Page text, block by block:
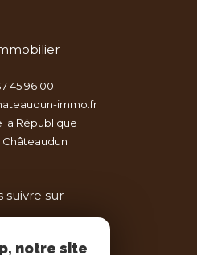
45 96 00
immo.fr
la République
châteaudun
suivre sur
notre site